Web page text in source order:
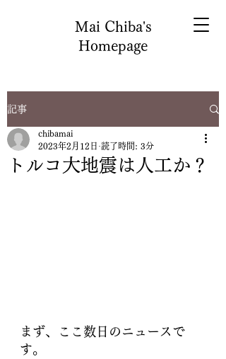
Mai Chiba's
Homepage
記事
トルコ大地震は人工か？
chibamai
2023年2月12日 読了時間: 3分
まず、ここ数日のニュースで
す。